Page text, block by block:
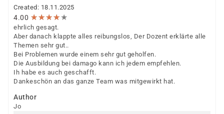
Created: 18.11.2025
4.00 ★★★★★
★★★★★
ehrlich gesagt.
Aber danach klappte alles reibungslos, Der Dozent erklärte alle
Themen sehr gut..
Bei Problemen wurde einem sehr gut geholfen.
Die Ausbildung bei damago kann ich jedem empfehlen.
Ih habe es auch geschafft.
Dankeschön an das ganze Team was mitgewirkt hat.
Author
Jo